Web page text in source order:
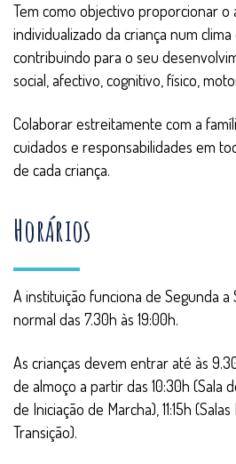
Tem como objectivo proporcionar o
individualizado da criança num clima
contribuindo para o seu
social, afectivo, cognitivo, físico,
Colaborar estreitamente com a
cuidados e responsabilidades em
de cada criança.
Horários
A instituição funciona de Segunda
normal das 7.30h às 19:00h.
As crianças devem entrar até às
de almoço a partir das 10:30h (Sala
de Iniciação de Marcha), 11:15h
Transição).